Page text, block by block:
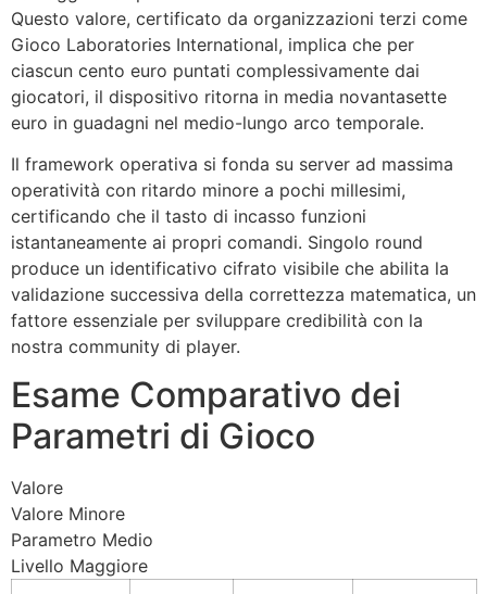
Questo valore, certificato da organizzazioni terzi come
Gioco Laboratories International, implica che per
ciascun cento euro puntati complessivamente dai
giocatori, il dispositivo ritorna in media novantasette
euro in guadagni nel medio-lungo arco temporale.
Il framework operativa si fonda su server ad massima
operatività con ritardo minore a pochi millesimi,
certificando che il tasto di incasso funzioni
istantaneamente ai propri comandi. Singolo round
produce un identificativo cifrato visibile che abilita la
validazione successiva della correttezza matematica, un
fattore essenziale per sviluppare credibilità con la
nostra community di player.
Esame Comparativo dei
Parametri di Gioco
Valore
Valore Minore
Parametro Medio
Livello Maggiore